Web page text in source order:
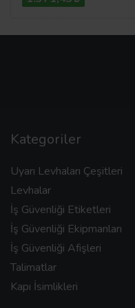
Kategoriler
Uyarı Levhaları Çeşitleri
Levhalar
İş Güvenliği Etiketleri
İş Güvenliği Ekipmanları
İş Güvenliği Afişleri
Talimatlar
Kapı İsimlikleri